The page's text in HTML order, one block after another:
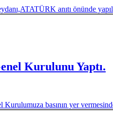
anıtı önünde
Kurulunu Yaptı.
Kurulumuza basının yer